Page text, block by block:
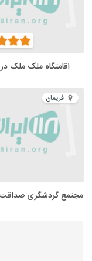
اقامتگاه ملک ملک
فریمان
مجتمع گردشگری صداقت